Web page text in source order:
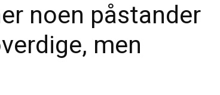
noen påstander
men